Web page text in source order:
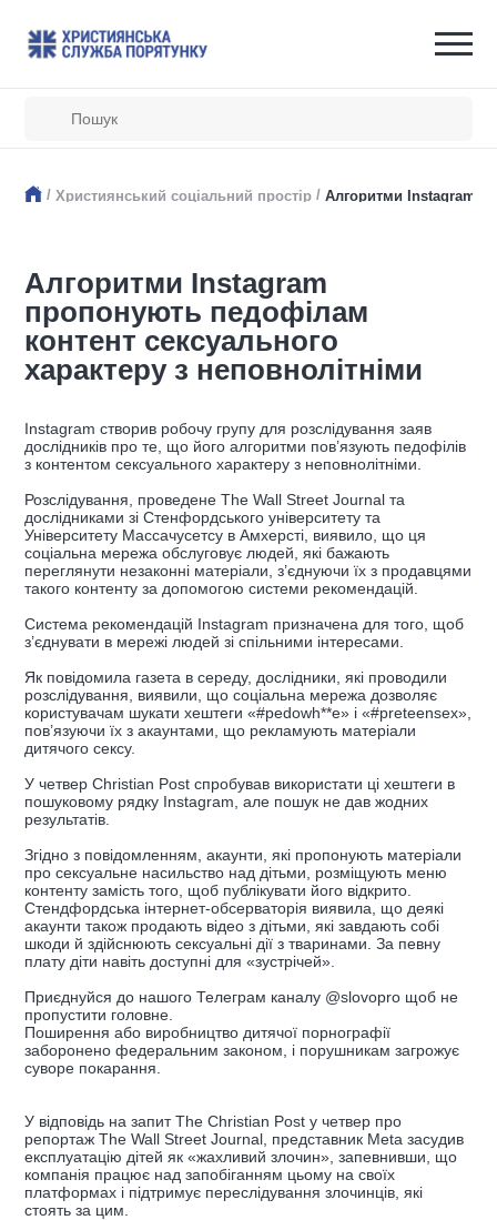
/ Християнський соціальний простір / Алгоритми Instagram
Алгоритми Instagram
пропонують педофілам
контент сексуального
характеру з неповнолітніми
Instagram створив робочу групу для розслідування заяв
дослідників про те, що його алгоритми пов’язують педофілів
з контентом сексуального характеру з неповнолітніми.
Розслідування, проведене The Wall Street Journal та
дослідниками зі Стенфордського університету та
Університету Массачусетсу в Амхерсті, виявило, що ця
соціальна мережа обслуговує людей, які бажають
переглянути незаконні матеріали, з’єднуючи їх з продавцями
такого контенту за допомогою системи рекомендацій.
Система рекомендацій Instagram призначена для того, щоб
з’єднувати в мережі людей зі спільними інтересами.
Як повідомила газета в середу, дослідники, які проводили
розслідування, виявили, що соціальна мережа дозволяє
користувачам шукати хештеги «#pedowh**e» і «#preteensex»,
пов’язуючи їх з акаунтами, що рекламують матеріали
дитячого сексу.
У четвер Christian Post спробував використати ці хештеги в
пошуковому рядку Instagram, але пошук не дав жодних
результатів.
Згідно з повідомленням, акаунти, які пропонують матеріали
про сексуальне насильство над дітьми, розміщують меню
контенту замість того, щоб публікувати його відкрито.
Стендфордська інтернет-обсерваторія виявила, що деякі
акаунти також продають відео з дітьми, які завдають собі
шкоди й здійснюють сексуальні дії з тваринами. За певну
плату діти навіть доступні для «зустрічей».
Приєднуйся до нашого Телеграм каналу @slovopro щоб не
пропустити головне.
Поширення або виробництво дитячої порнографії
заборонено федеральним законом, і порушникам загрожує
суворе покарання.
У відповідь на запит The Christian Post у четвер про
репортаж The Wall Street Journal, представник Meta засудив
експлуатацію дітей як «жахливий злочин», запевнивши, що
компанія працює над запобіганням цьому на своїх
платформах і підтримує переслідування злочинців, які
стоять за цим.